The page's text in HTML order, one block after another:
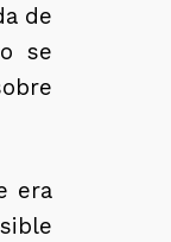
de
se
era